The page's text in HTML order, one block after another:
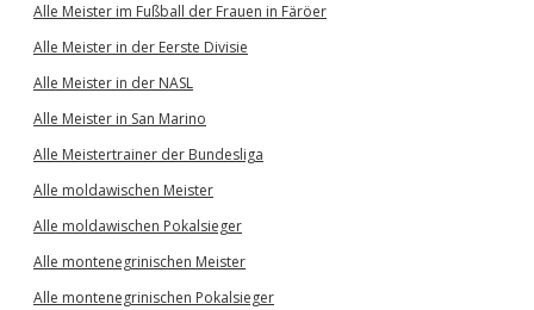
Alle Meister im Fußball der Frauen in Färöer
Alle Meister in der Eerste Divisie
Alle Meister in der NASL
Alle Meister in San Marino
Alle Meistertrainer der Bundesliga
Alle moldawischen Meister
Alle moldawischen Pokalsieger
Alle montenegrinischen Meister
Alle montenegrinischen Pokalsieger